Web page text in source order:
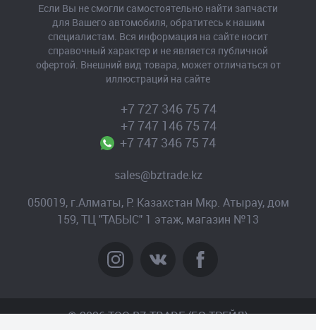
+7 727 346 75 74
+7 747 146 75 74
+7 747 346 75 74
sales@bztrade.kz
050019, г.Алматы, Р. Казахстан Мкр. Атырау, дом
159, ТЦ "ТАБЫС" 1 этаж, магазин №13
Если Вы не смогли самостоятельно найти запчасти
для Вашего автомобиля, обратитесь к нашим
специалистам. Вся информация на сайте носит
справочный характер и не является публичной
офертой. Внешний вид товара, может отличаться от
иллюстраций на сайте
© 2026 TOO BZ-TRADE (БЗ-ТРЕЙД)